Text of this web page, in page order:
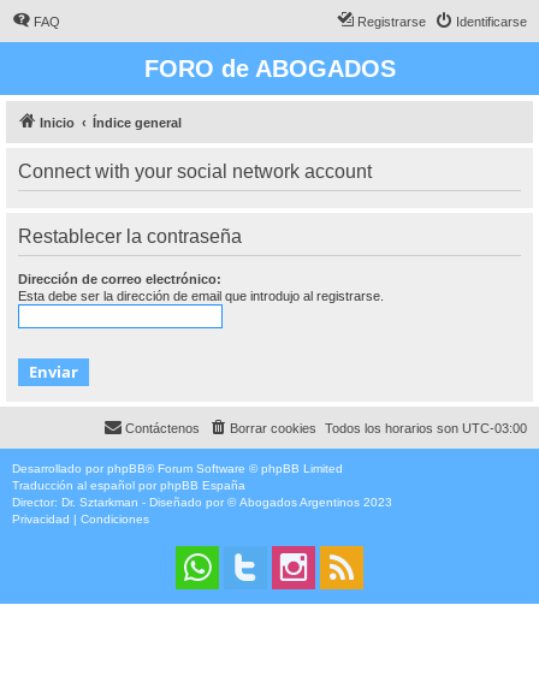
FAQ Identificarse
Registrarse
FORO de ABOGADOS
Inicio Índice general
Connect with your social network account
Restablecer la contraseña
Dirección de correo electrónico:
Esta debe ser la dirección de email que introdujo al registrarse.
Todos los horarios son UTC-03:00
Borrar cookies
Contáctenos
Desarrollado por phpBB® Forum Software © phpBB Limited
Traducción al español por phpBB España
Director: Dr. Sztarkman - Diseñado por ©Abogados Argentinos 2023
Privacidad | Condiciones